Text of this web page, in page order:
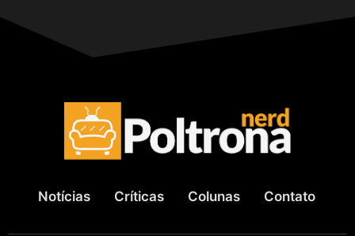
Notícias Críticas Colunas Contato